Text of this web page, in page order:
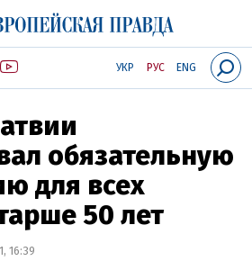
УКР РУС ENG
обязательную
для всех
50 лет
16:39